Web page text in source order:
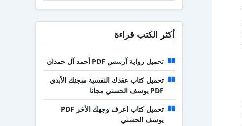
أكثر الكتب قراءة
تحميل رواية آرسس PDF أحمد آل حمدان
تحميل كتاب عقدك النفسية سجنك الأبدي
PDF يوسف الحسني مجانا
تحميل كتاب اعرف وجهك الأخر PDF
يوسف الحسني